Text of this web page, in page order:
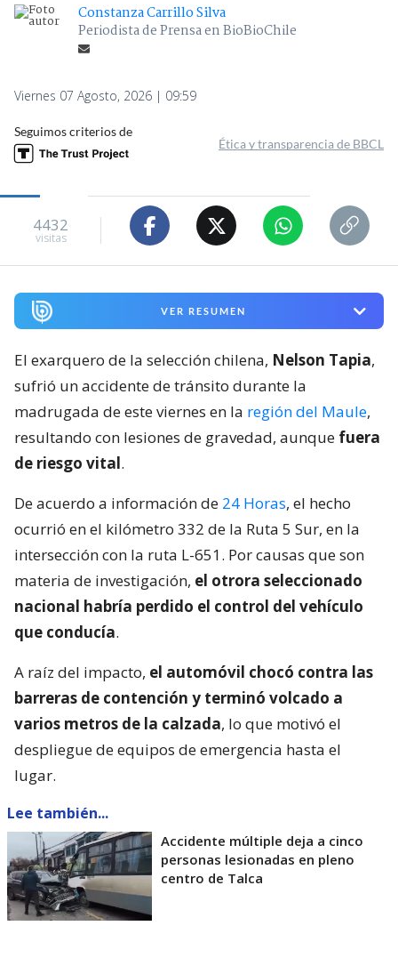
Constanza Carrillo Silva
Periodista de Prensa en BioBioChile
Viernes 07 Agosto, 2026 | 09:59
Seguimos criterios de
Ética y transparencia de BBCL
4432
visitas
VER RESUMEN
El exarquero de la selección chilena, Nelson Tapia,
sufrió un accidente de tránsito durante la
madrugada de este viernes en la región del Maule,
resultando con lesiones de gravedad, aunque fuera
de riesgo vital.
De acuerdo a información de 24 Horas, el hecho
ocurrió en el kilómetro 332 de la Ruta 5 Sur, en la
intersección con la ruta L-651. Por causas que son
materia de investigación, el otrora seleccionado
nacional habría perdido el control del vehículo
que conducía.
A raíz del impacto, el automóvil chocó contra las
barreras de contención y terminó volcado a
varios metros de la calzada, lo que motivó el
despliegue de equipos de emergencia hasta el
lugar.
Lee también...
Accidente múltiple deja a cinco
personas lesionadas en pleno
centro de Talca